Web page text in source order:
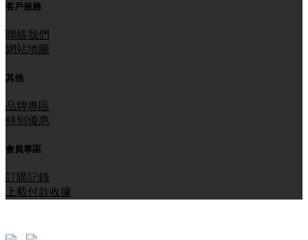
客戶服務
聯絡我們
網站地圖
其他
品牌專區
特別優惠
會員專區
訂購記錄
上載付款收據